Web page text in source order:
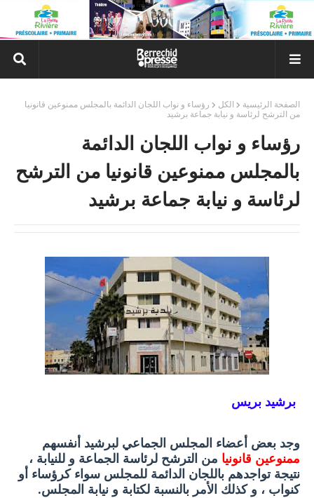
الصفحة الرئيسية الكل
رؤساء و نواب اللجان الدائمة بالمجلس ممنوعين قانونيا
من الترشح لرئاسة و نيابة جماعة برشيد
رؤساء و نواب اللجان الدائمة
بالمجلس ممنوعين قانونيا من الترشح
لرئاسة و نيابة جماعة برشيد
برشيد بريس
وجد بعض أعضاء المجلس الجماعي لبرشيد أنفسهم
ممنوعين قانونيا من الترشح لرئاسة الجماعة و للنيابة ،
نتيجة تواجدهم باللجان الدائمة للمجلس سواء كرؤساء أو
كنواب ، و كذلك الأمر بالنسبة لكتابة و نيابة المجلس.